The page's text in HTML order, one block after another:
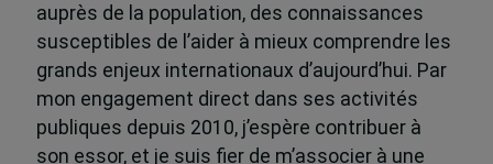
auprès de la population, des connaissances
susceptibles de l’aider à mieux comprendre les
grands enjeux internationaux d’aujourd’hui. Par
mon engagement direct dans ses activités
publiques depuis 2010, j’espère contribuer à
son essor, et je suis fier de m’associer à une